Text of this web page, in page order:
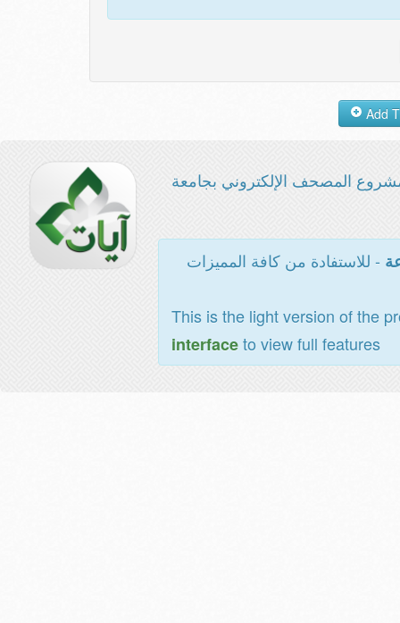
المصحف الإلكتروني بجامعة
- للاستفادة من كافة المميزات
This is the light version of the
interfaceto view full features